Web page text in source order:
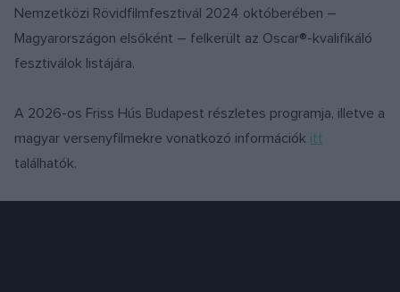
Nemzetközi Rövidfilmfesztivál 2024 októberében –
Magyarországon elsőként – felkerült az Oscar®-kvalifikáló
fesztiválok listájára.
A 2026-os Friss Hús Budapest részletes programja, illetve a
magyar versenyfilmekre vonatkozó információk itt
találhatók.